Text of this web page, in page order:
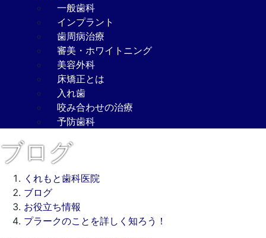
一般歯科
インプラント
歯周病治療
審美・ホワイトニング
美容外科
床矯正とは
入れ歯
咬み合わせの治療
予防歯科
ブログ
くれもと歯科医院
ブログ
お役立ち情報
プラークのことを詳しく知ろう！